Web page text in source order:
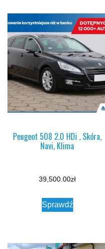
Peugeot 508 2.0 HDi , Skóra,
Navi, Klima
39,500.00zł
Sprawdź